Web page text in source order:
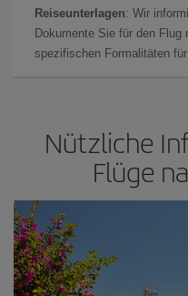
Reiseunterlagen: Wir
Dokumente Sie für den Flug
spezifischen Formalitäten
Nützliche
Flüge